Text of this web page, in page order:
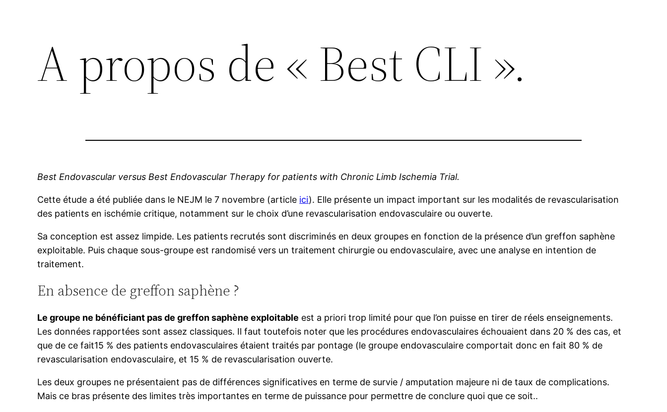
A propos de « Best CLI ».
Best Endovascular versus Best Endovascular Therapy for patients with Chronic Limb Ischemia Trial.
Cette étude a été publiée dans le NEJM le 7 novembre (article ici). Elle présente un impact important sur les modalités de revascularisation
des patients en ischémie critique, notamment sur le choix d’une revascularisation endovasculaire ou ouverte.
Sa conception est assez limpide. Les patients recrutés sont discriminés en deux groupes en fonction de la présence d’un greffon saphène
exploitable. Puis chaque sous-groupe est randomisé vers un traitement chirurgie ou endovasculaire, avec une analyse en intention de
traitement.
En absence de greffon saphène ?
Le groupe ne bénéficiant pas de greffon saphène exploitable est a priori trop limité pour que l’on puisse en tirer de réels enseignements.
Les données rapportées sont assez classiques. Il faut toutefois noter que les procédures endovasculaires échouaient dans 20 % des cas, et
que de ce fait15 % des patients endovasculaires étaient traités par pontage (le groupe endovasculaire comportait donc en fait 80 % de
revascularisation endovasculaire, et 15 % de revascularisation ouverte.
Les deux groupes ne présentaient pas de différences significatives en terme de survie / amputation majeure ni de taux de complications.
Mais ce bras présente des limites très importantes en terme de puissance pour permettre de conclure quoi que ce soit..